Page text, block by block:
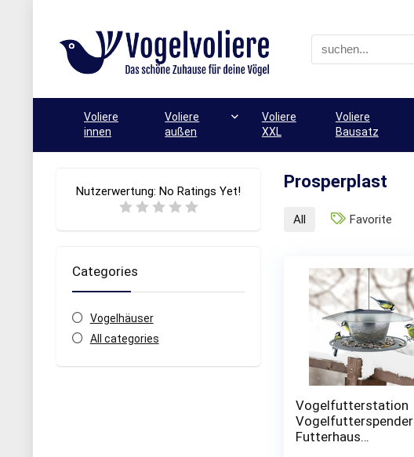
Voliere
innen
Voliere
außen
Voliere
XXL
Voliere
Bausatz
Prosperplast
Nutzerwertung: No Ratings Yet!
Categories
Vogelhäuser
All categories
All Favorite
Vogelfutterstation
Vogelfutterspender
Futterhaus